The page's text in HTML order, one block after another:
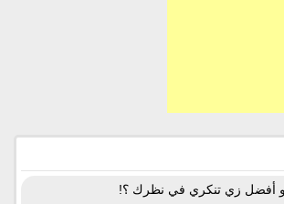
أفضل زي تنكري في نظرك ؟!